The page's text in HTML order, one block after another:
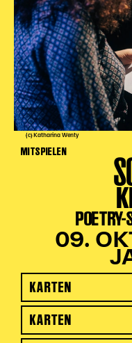
(c) Katharina Wenty
MITSPIELEN
09.
KARTEN
KARTEN